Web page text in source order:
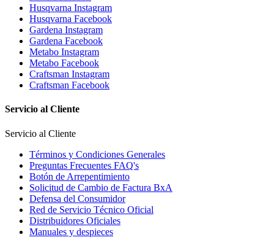
Husqvarna Instagram
Husqvarna Facebook
Gardena Instagram
Gardena Facebook
Metabo Instagram
Metabo Facebook
Craftsman Instagram
Craftsman Facebook
Servicio al Cliente
Servicio al Cliente
Términos y Condiciones Generales
Preguntas Frecuentes FAQ's
Botón de Arrepentimiento
Solicitud de Cambio de Factura BxA
Defensa del Consumidor
Red de Servicio Técnico Oficial
Distribuidores Oficiales
Manuales y despieces